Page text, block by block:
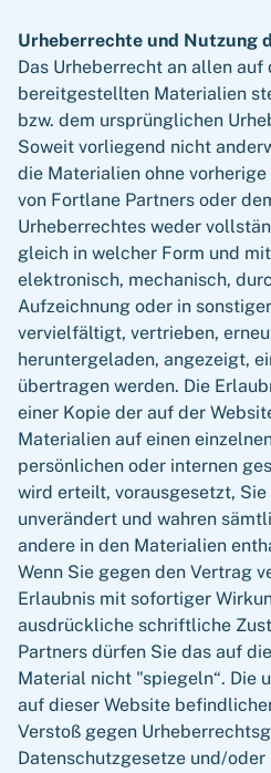
Urheberrechte und Nutzung
Das Urheberrecht an allen auf
bereitgestellten Materialien
bzw. dem ursprünglichen
Soweit vorliegend nicht
die Materialien ohne
von Fortlane Partners oder
Urheberrechtes weder
gleich in welcher Form und
elektronisch, mechanisch,
Aufzeichnung oder in
vervielfältigt, vertrieben,
heruntergeladen, angezeigt,
übertragen werden. Die
einer Kopie der auf der
Materialien auf einen
persönlichen oder internen
wird erteilt, vorausgesetzt,
unverändert und wahren
andere in den Materialien
Wenn Sie gegen den Vertrag
Erlaubnis mit sofortiger
ausdrückliche schriftliche
Partners dürfen Sie das auf
Material nicht "spiegeln“. Die
auf dieser Website
Verstoß gegen
Datenschutzgesetze und/